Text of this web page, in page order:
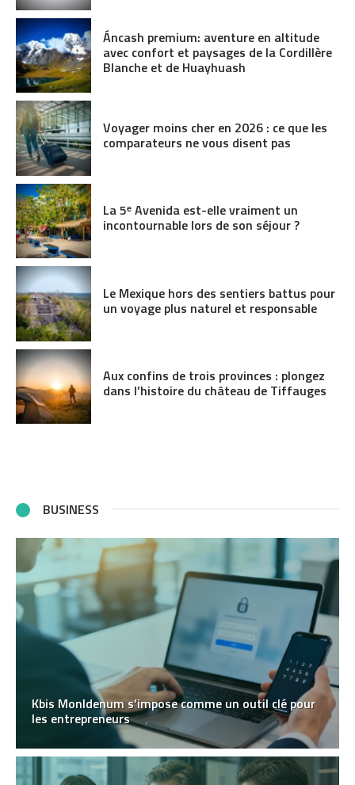
Áncash premium: aventure en altitude
avec confort et paysages de la Cordillère
Blanche et de Huayhuash
Voyager moins cher en 2026 : ce que les
comparateurs ne vous disent pas
La 5ᵉ Avenida est-elle vraiment un
incontournable lors de son séjour ?
Le Mexique hors des sentiers battus pour
un voyage plus naturel et responsable
Aux confins de trois provinces : plongez
dans l’histoire du château de Tiffauges
BUSINESS
Kbis MonIdenum s’impose comme un outil clé pour
les entrepreneurs